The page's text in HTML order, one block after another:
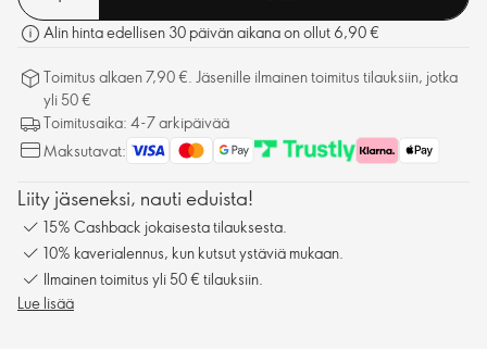
Alin hinta edellisen 30 päivän aikana on ollut 6,90 €
Toimitus alkaen 7,90 €. Jäsenille ilmainen toimitus tilauksiin, jotka
yli 50 €
Toimitusaika: 4-7 arkipäivää
Maksutavat:
Liity jäseneksi, nauti eduista!
15% Cashback jokaisesta tilauksesta.
10% kaverialennus, kun kutsut ystäviä mukaan.
Ilmainen toimitus yli 50 € tilauksiin.
Lue lisää